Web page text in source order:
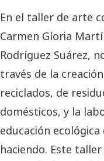
En el taller de arte
Carmen Gloria
Rodríguez Suárez,
través de la
reciclados, de
domésticos, y la
educación
haciendo. Este